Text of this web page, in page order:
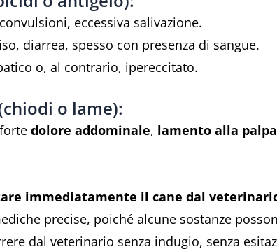
eccessiva salivazione.
diarrea, spesso con presenza di sangue.
o, al contrario, ipereccitato.
o lame):
dolore addominale, lamento alla
immediatamente il cane dal
precise, poiché alcune sostanze
dal veterinario senza indugio, senza